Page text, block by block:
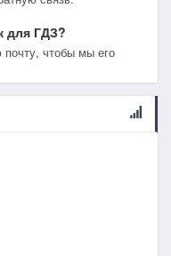
для ГДЗ?
чтобы мы его